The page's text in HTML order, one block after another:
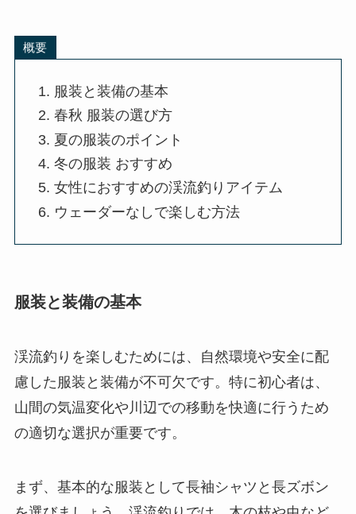
概要
服装と装備の基本
春秋 服装の選び方
夏の服装のポイント
冬の服装 おすすめ
女性におすすめの渓流釣りアイテム
ウェーダーなしで楽しむ方法
服装と装備の基本
渓流釣りを楽しむためには、自然環境や安全に配
慮した服装と装備が不可欠です。特に初心者は、
山間の気温変化や川辺での移動を快適に行うため
の適切な選択が重要です。
まず、基本的な服装として長袖シャツと長ズボン